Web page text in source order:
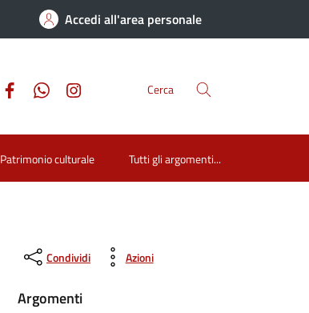
Accedi all'area personale
Cerca
Patrimonio culturale Tutti gli argomenti...
Condividi Azioni
Argomenti